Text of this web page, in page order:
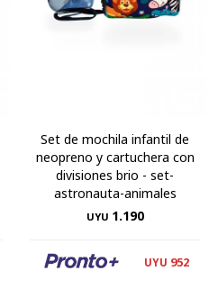
Set de mochila infantil de
neopreno y cartuchera con
divisiones brio - set-
astronauta-animales
UYU 1.190
UYU 952